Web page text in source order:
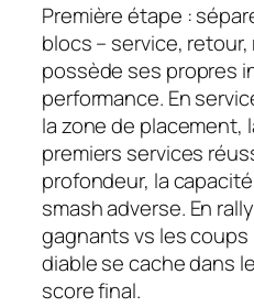
Première étape :
blocs – service,
possède ses propres
performance. En
la zone de placement,
premiers services
profondeur, la
smash adverse. En
gagnants vs les coups
diable se cache dans
score final.